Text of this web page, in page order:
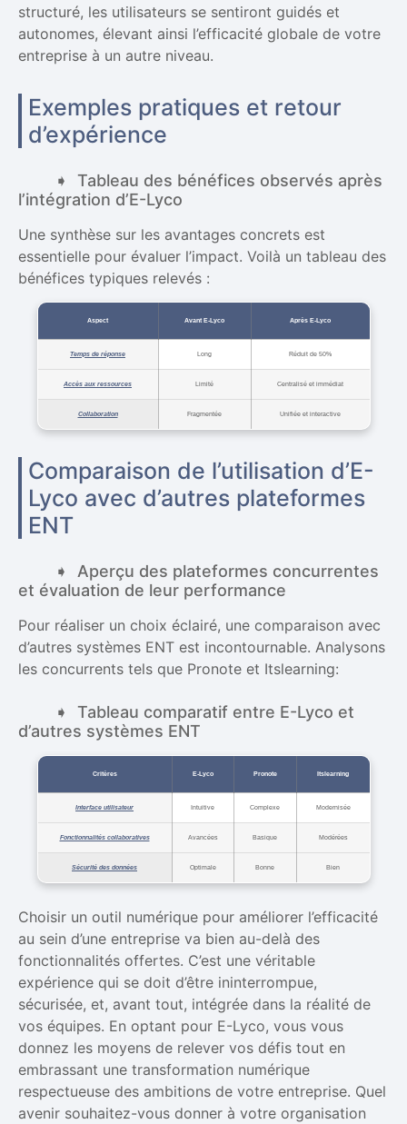
structuré, les utilisateurs se sentiront guidés et
autonomes, élevant ainsi l’efficacité globale de votre
entreprise à un autre niveau.
Exemples pratiques et retour
d’expérience
Tableau des bénéfices observés après
l’intégration d’E-Lyco
Une synthèse sur les avantages concrets est
essentielle pour évaluer l’impact. Voilà un tableau des
bénéfices typiques relevés :
Aspect Avant E-Lyco Après E-Lyco
Temps de réponse Long Réduit de 50%
Accès aux ressources Limité Centralisé et immédiat
Collaboration Fragmentée Unifiée et interactive
Comparaison de l’utilisation d’E-
Lyco avec d’autres plateformes
ENT
Aperçu des plateformes concurrentes
et évaluation de leur performance
Pour réaliser un choix éclairé, une comparaison avec
d’autres systèmes ENT est incontournable. Analysons
les concurrents tels que Pronote et Itslearning:
Tableau comparatif entre E-Lyco et
d’autres systèmes ENT
Critères E-Lyco Pronote Itslearning
Interface utilisateur Intuitive Complexe Modernisée
Fonctionnalités collaboratives Avancées Basique Modérées
Sécurité des données Optimale Bonne Bien
Choisir un outil numérique pour améliorer l’efficacité
au sein d’une entreprise va bien au-delà des
fonctionnalités offertes. C’est une véritable
expérience qui se doit d’être ininterrompue,
sécurisée, et, avant tout, intégrée dans la réalité de
vos équipes. En optant pour E-Lyco, vous vous
donnez les moyens de relever vos défis tout en
embrassant une transformation numérique
respectueuse des ambitions de votre entreprise. Quel
avenir souhaitez-vous donner à votre organisation